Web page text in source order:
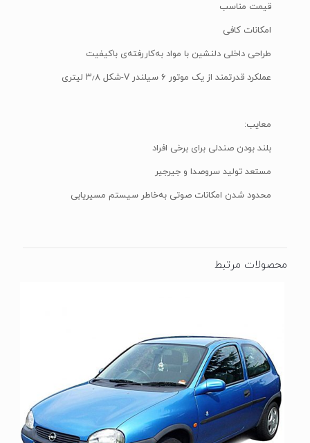
قیمت مناسب
امکانات کافی
طراحی داخلی دلنشین با مواد به‌کاررفته‌ی باکیفیت
عملکرد قدرتمند از یک موتور ۶ سیلندر V-شکل ۳٫۸ لیتری
معایب:
بلند بودن صندلی برای برخی افراد
مستعد تولید سروصدا و جیرجیر
محدود شدن امکانات صوتی به‌خاطر سیستم مسیریابی
محصولات مرتبط